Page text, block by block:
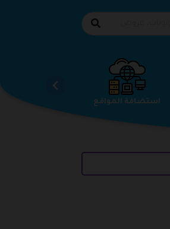
استضافة المواقع الاثاث والمفروشات